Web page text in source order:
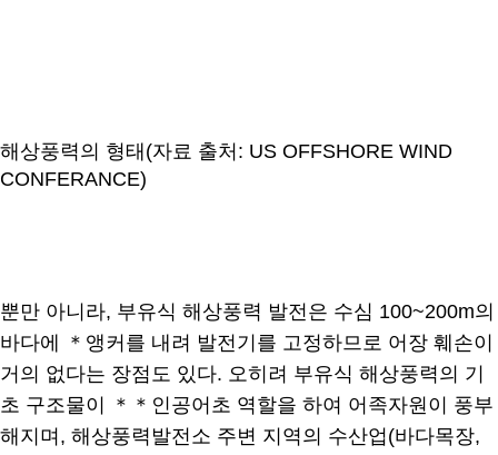
해상풍력의 형태(자료 출처: US OFFSHORE WIND
CONFERANCE)
뿐만 아니라, 부유식 해상풍력 발전은 수심 100~200m의
바다에 ＊앵커를 내려 발전기를 고정하므로 어장 훼손이
거의 없다는 장점도 있다. 오히려 부유식 해상풍력의 기
초 구조물이 ＊＊인공어초 역할을 하여 어족자원이 풍부
해지며, 해상풍력발전소 주변 지역의 수산업(바다목장,